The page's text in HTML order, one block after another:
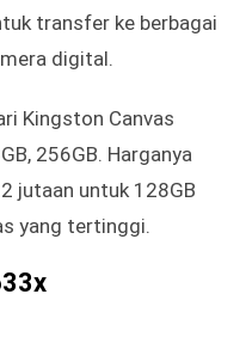
transfer ke berbagai
digital.
Kingston Canvas
256GB. Harganya
jutaan untuk 128GB
yang tertinggi.